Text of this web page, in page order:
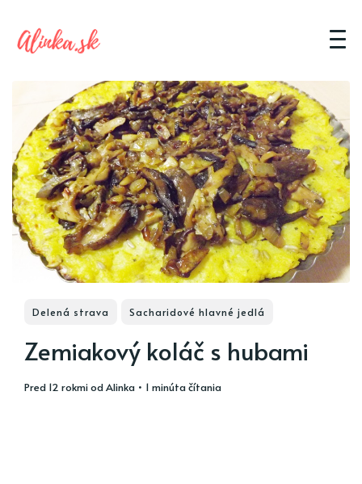
Delená strava Sacharidové hlavné jedlá
Zemiakový koláč s hubami
pred 12 rokmiodAlinka • 1 minúta čítania